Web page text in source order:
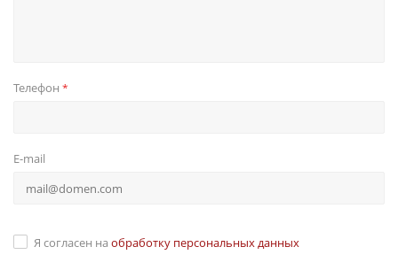
Телефон *
E-mail
Я согласен на обработку персональных данных